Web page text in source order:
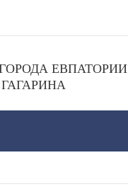
ЕВПАТОРИИ